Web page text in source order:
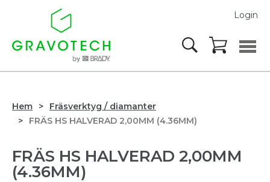
Login
Hem
Fräsverktyg / diamanter
FRÄS HS HALVERAD 2,00MM (4.36MM)
FRÄS HS HALVERAD 2,00MM
(4.36MM)